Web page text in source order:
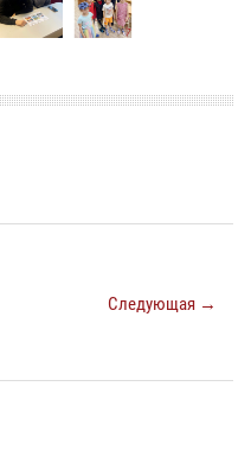
Следующая →